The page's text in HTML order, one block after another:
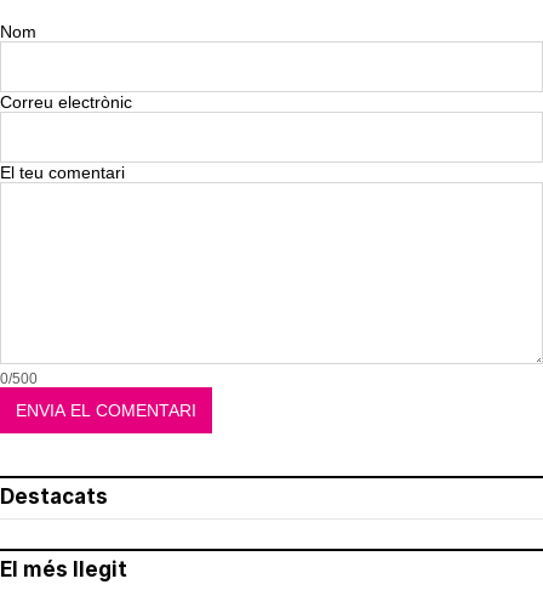
Nom
Correu electrònic
El teu comentari
0/500
Destacats
El més llegit